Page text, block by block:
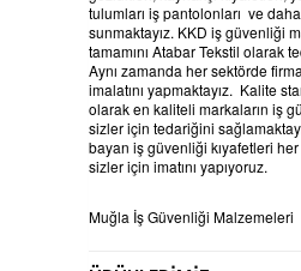
tulumları iş pantolonları ve
sunmaktayız. KKD iş güvenliği
tamamını Atabar Tekstil olarak
Aynı zamanda her sektörde
imalatını yapmaktayız. Kalite
olarak en kaliteli markaların iş
sizler için tedariğini
bayan iş güvenliği kıyafetleri
sizler için imatını yapıyoruz.
Muğla İş Güvenliği Malzemeleri